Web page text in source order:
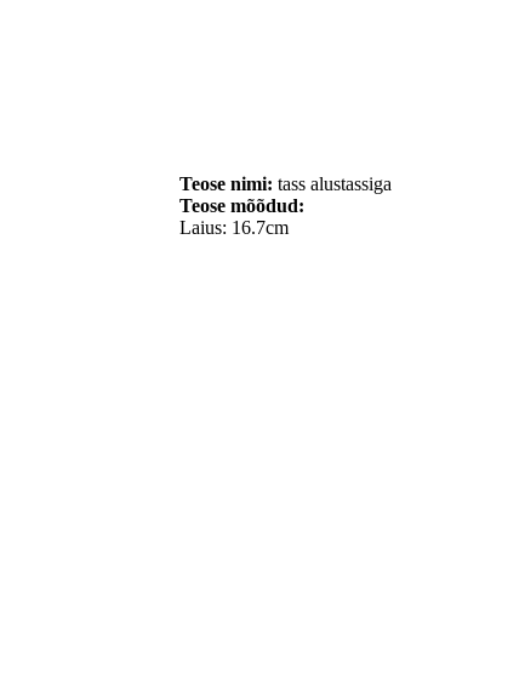
Teose nimi: tass alustassiga
Teose mõõdud:
Laius: 16.7cm